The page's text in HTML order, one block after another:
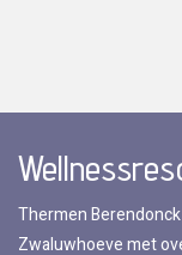
Thermen
Zwaluwhoeve met